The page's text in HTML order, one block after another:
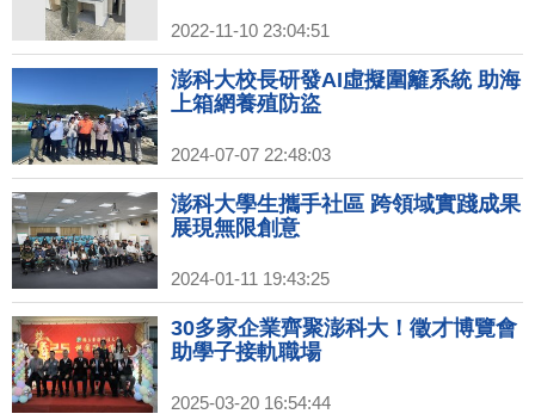
2022-11-10 23:04:51
澎科大校長研發AI虛擬圍籬系統 助海
上箱網養殖防盜
2024-07-07 22:48:03
澎科大學生攜手社區 跨領域實踐成果
展現無限創意
2024-01-11 19:43:25
30多家企業齊聚澎科大！徵才博覽會
助學子接軌職場
2025-03-20 16:54:44